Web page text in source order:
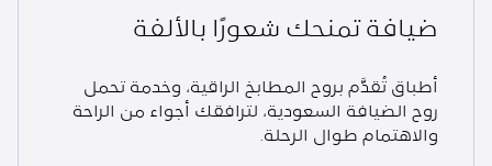
ضيافة تمنحك شعورًا بالألفة
أطباق تُقدَّم بروح المطابخ الراقية، وخدمة تحمل
روح الضيافة السعودية، لترافقك أجواء من الراحة
والاهتمام طوال الرحلة.